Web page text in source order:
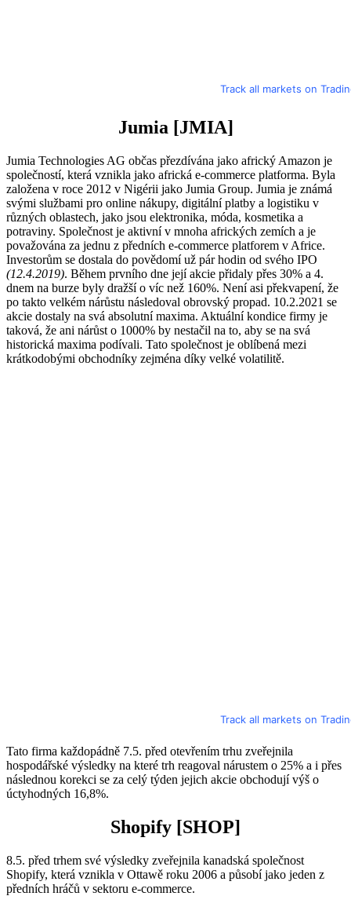
Track all markets on
Jumia [JMIA]
Jumia Technologies AG občas přezdívána jako africký Amazon je
společností, která vznikla jako africká e-commerce platforma. Byla
založena v roce 2012 v Nigérii jako Jumia Group. Jumia je známá
svými službami pro online nákupy, digitální platby a logistiku v
různých oblastech, jako jsou elektronika, móda, kosmetika a
potraviny. Společnost je aktivní v mnoha afrických zemích a je
považována za jednu z předních e-commerce platforem v Africe.
Investorům se dostala do povědomí už pár hodin od svého IPO
(12.4.2019). Během prvního dne její akcie přidaly přes 30% a 4.
dnem na burze byly dražší o víc než 160%. Není asi překvapení, že
po takto velkém nárůstu následoval obrovský propad. 10.2.2021 se
akcie dostaly na svá absolutní maxima. Aktuální kondice firmy je
taková, že ani nárůst o 1000% by nestačil na to, aby se na svá
historická maxima podívali. Tato společnost je oblíbená mezi
krátkodobými obchodníky zejména díky velké volatilitě.
Track all markets on
Tato firma každopádně 7.5. před otevřením trhu zveřejnila
hospodářské výsledky na které trh reagoval nárustem o 25% a i přes
následnou korekci se za celý týden jejich akcie obchodují výš o
úctyhodných 16,8%.
Shopify [SHOP]
8.5. před trhem své výsledky zveřejnila kanadská společnost
Shopify, která vznikla v Ottawě roku 2006 a působí jako jeden z
předních hráčů v sektoru e-commerce.